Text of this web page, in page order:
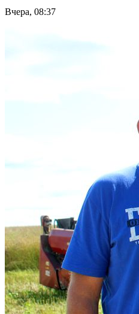
Вчера, 08:37